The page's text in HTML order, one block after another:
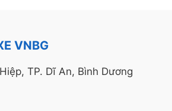
VNBG
TP. Dĩ An, Bình Dương